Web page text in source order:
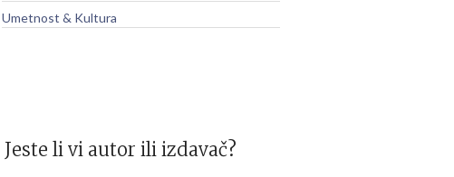
Umetnost & Kultura
Jeste li vi autor ili izdavač?